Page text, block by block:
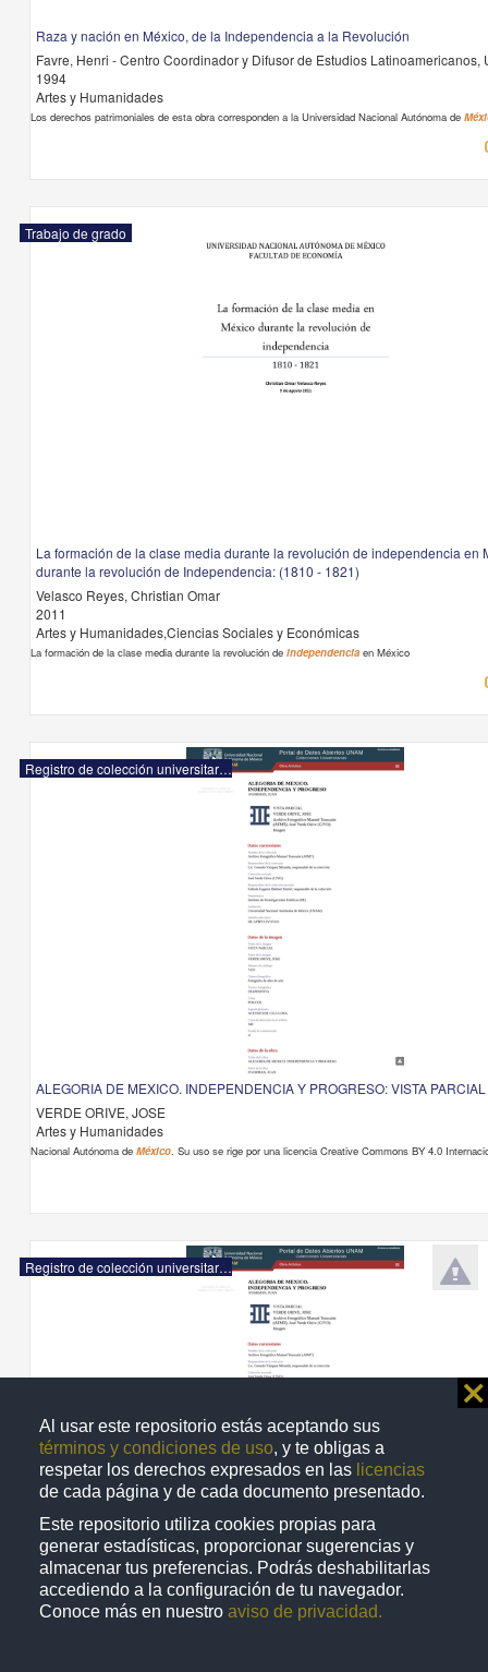
Al usar este repositorio estás aceptando sus
términos y condiciones de uso, y te obligas a
respetar los derechos expresados en las licencias
de cada página y de cada documento presentado.
Este repositorio utiliza cookies propias para
generar estadísticas, proporcionar sugerencias y
almacenar tus preferencias. Podrás deshabilitarlas
accediendo a la configuración de tu navegador.
Conoce más en nuestro aviso de privacidad.
⨯
Raza y nación en México, de la Independencia a la Revolución
Favre, Henri - Centro Coordinador y Difusor de Estudios Latinoamericanos,
1994
Artes y Humanidades
Los derechos patrimoniales de esta obra corresponden a la Universidad Nacional Autónoma de
Trabajo de grado
La formación de la clase media durante la revolución de independencia en
durante la revolución de Independencia: (1810 - 1821)
Velasco Reyes, Christian Omar
2011
Artes y Humanidades,Ciencias Sociales y Económicas
La formación de la clase media durante la revolución deindependencia en México
Registro de colección universitaria
ALEGORIA DE MEXICO. INDEPENDENCIA Y PROGRESO: VISTA PARCIAL
VERDE ORIVE, JOSE
Artes y Humanidades
Nacional Autónoma deMéxico. Su uso se rige por una licencia Creative Commons BY 4.0
Registro de colección universitaria
ALEGORIA DE MEXICO. INDEPENDENCIA Y PROGRESO: VISTA PARCIAL
VERDE ORIVE, JOSE